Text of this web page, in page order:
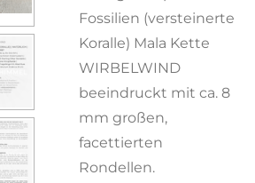
Fossilien (versteinerte
Koralle) Mala Kette
WIRBELWIND
beeindruckt mit ca. 8
mm großen,
facettierten
Rondellen.